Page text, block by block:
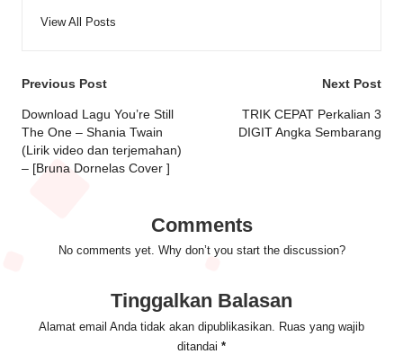
View All Posts
Post
navigation
Previous Post
Download Lagu You’re Still
The One – Shania Twain
(Lirik video dan terjemahan)
– [Bruna Dornelas Cover ]
Next Post
TRIK CEPAT Perkalian 3
DIGIT Angka Sembarang
Comments
No comments yet. Why don’t you start the discussion?
Tinggalkan Balasan
Alamat email Anda tidak akan dipublikasikan. Ruas yang wajib
ditandai *